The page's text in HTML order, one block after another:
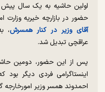
اولین حاشیه به یک سال پیش
حضور در بازارچه خیریه وزارت
آقای وزیر در کنار همسرش،
عراقچی تبدیل شد.
پس از این حضور، دومین
اینستاگرامی فردی دیگر بود
احمدوند همسر وزیر